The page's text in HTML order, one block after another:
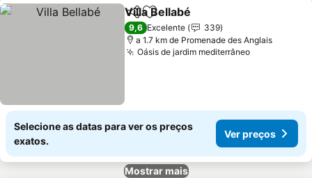
PartilharAdicionar aos favoritos
Villa Bellabé
9,6 Excelente
339
a 1.7 km de Promenade des Anglais
Oásis de jardim mediterrâneoVer preços
Selecione as datas para ver os preços
exatos.
Ver preços
Mostrar mais